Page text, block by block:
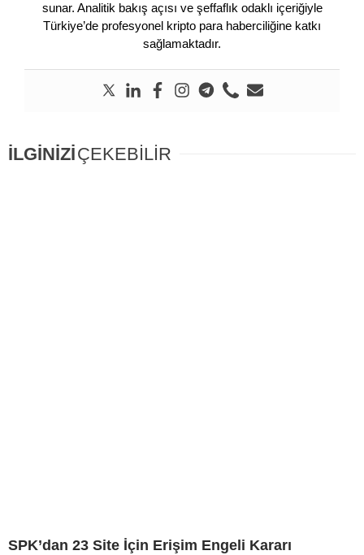
sunar. Analitik bakış açısı ve şeffaflık odaklı içeriğiyle
Türkiye’de profesyonel kripto para haberciliğine katkı
sağlamaktadır.
İLGİNİZİÇEKEBİLİR
SPK’dan 23 Site İçin Erişim Engeli Kararı